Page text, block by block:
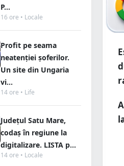
P...
16 ore • Locale
Profit pe seama
neatenției șoferilor.
Un site din Ungaria
vi...
14 ore • Life
Județul Satu Mare,
codaș în regiune la
digitalizare. LISTA p...
14 ore • Locale